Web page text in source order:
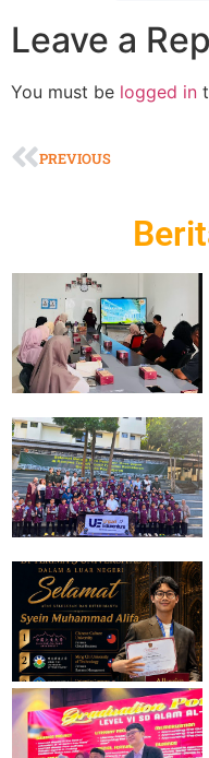
Leave a
You must be logged in
PREVIOUS